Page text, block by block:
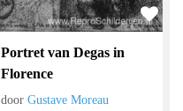
Portret van Degas in
Florence
doorGustave Moreau